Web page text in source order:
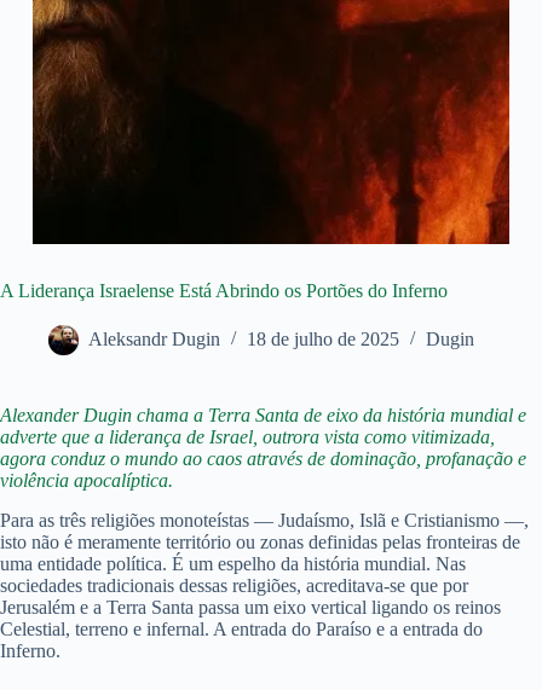
A Liderança Israelense Está Abrindo os Portões do Inferno
Aleksandr Dugin 18 de julho de 2025 Dugin
Alexander Dugin chama a Terra Santa de eixo da história mundial e
adverte que a liderança de Israel, outrora vista como vitimizada,
agora conduz o mundo ao caos através de dominação, profanação e
violência apocalíptica.
Para as três religiões monoteístas — Judaísmo, Islã e Cristianismo —,
isto não é meramente território ou zonas definidas pelas fronteiras de
uma entidade política. É um espelho da história mundial. Nas
sociedades tradicionais dessas religiões, acreditava-se que por
Jerusalém e a Terra Santa passa um eixo vertical ligando os reinos
Celestial, terreno e infernal. A entrada do Paraíso e a entrada do
Inferno.